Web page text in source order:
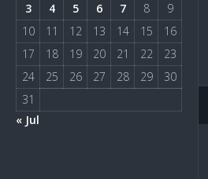
3
4 5 6 7 8
9
10
11 12 13 14 15
16
17
18 19 20 21 22
23
24
25 26 27 28 29
30
31
« Jul